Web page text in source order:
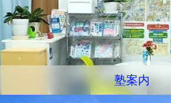
塾案内